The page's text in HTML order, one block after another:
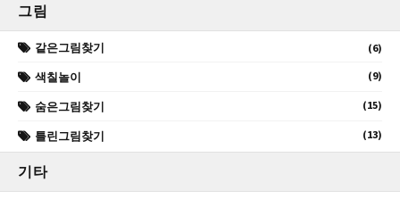
그림
같은그림찾기 (6)
색칠놀이 (9)
숨은그림찾기 (15)
틀린그림찾기 (13)
기타